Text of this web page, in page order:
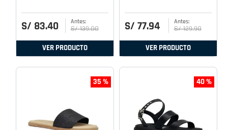
S/ 83.40 S/ 139.00
VER PRODUCTO
S/ 77.94 S/ 129.90
VER PRODUCTO
35 % 40 %